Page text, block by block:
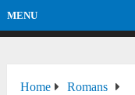
MENU
Home
Romans